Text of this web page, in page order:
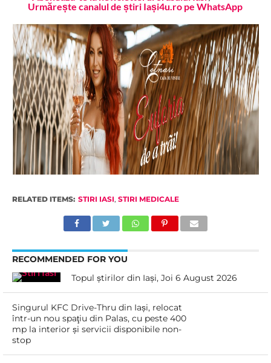
Urmărește canalul de știri Iași4u.ro pe WhatsApp
RELATED ITEMS: STIRI IASI, STIRI MEDICALE
RECOMMENDED FOR YOU
Topul știrilor din Iași, Joi 6 August 2026
Singurul KFC Drive-Thru din Iași, relocat
într-un nou spaţiu din Palas, cu peste 400
mp la interior și servicii disponibile non-
stop